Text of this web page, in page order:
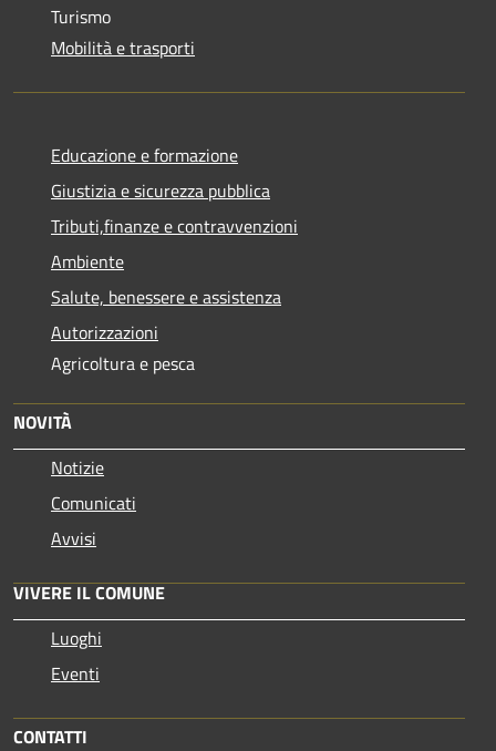
Turismo
Mobilità e trasporti
Educazione e formazione
Giustizia e sicurezza pubblica
Tributi,finanze e contravvenzioni
Ambiente
Salute, benessere e assistenza
Autorizzazioni
Agricoltura e pesca
NOVITÀ
Notizie
Comunicati
Avvisi
VIVERE IL COMUNE
Luoghi
Eventi
CONTATTI